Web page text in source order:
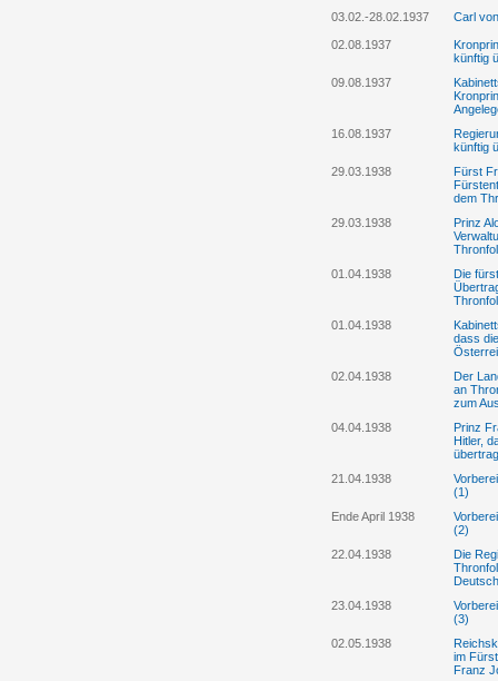
03.02.-28.02.1937
Carl
02.08.1937
künftig
09.08.1937
16.08.1937
künftig
29.03.1938
Fürst
dem
29.03.1938
Prinz
01.04.1938
Die
01.04.1938
dass
02.04.1938
Der
an
zum
04.04.1938
Prinz
Hitler,
21.04.1938
(1)
Ende April 1938
(2)
22.04.1938
Die
23.04.1938
(3)
02.05.1938
im
Franz